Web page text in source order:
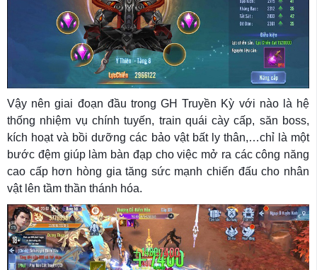
Vậy nên giai đoạn đầu trong GH Truyền Kỳ với nào là hệ
thống nhiệm vụ chính tuyến, train quái cày cấp, săn boss,
kích hoạt và bồi dưỡng các bảo vật bất ly thân,…chỉ là một
bước đệm giúp làm bàn đạp cho việc mở ra các công năng
cao cấp hơn hòng gia tăng sức mạnh chiến đấu cho nhân
vật lên tầm thần thánh hóa.